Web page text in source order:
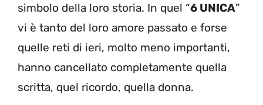
simbolo della loro storia. In quel “6 UNICA”
vi è tanto del loro amore passato e forse
quelle reti di ieri, molto meno importanti,
hanno cancellato completamente quella
scritta, quel ricordo, quella donna.